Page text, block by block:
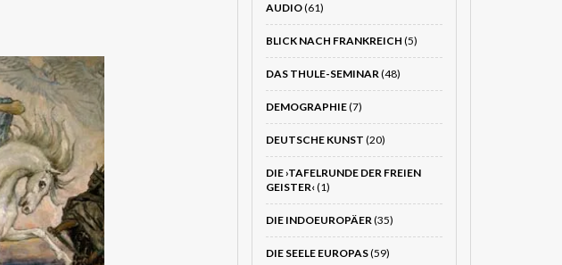
AUDIO(61)
BLICK NACH FRANKREICH (5)
DAS THULE-SEMINAR(48)
DEMOGRAPHIE(7)
DEUTSCHE KUNST (20)
DIE ›TAFELRUNDE DER FREIEN
GEISTER‹(1)
DIE INDOEUROPÄER(35)
DIE SEELE EUROPAS(59)